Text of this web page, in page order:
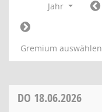
Jahr
Gremium auswählen
DO 18.06.2026